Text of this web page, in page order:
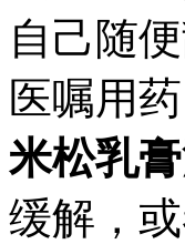
自己随
医嘱用
米松乳
缓解，